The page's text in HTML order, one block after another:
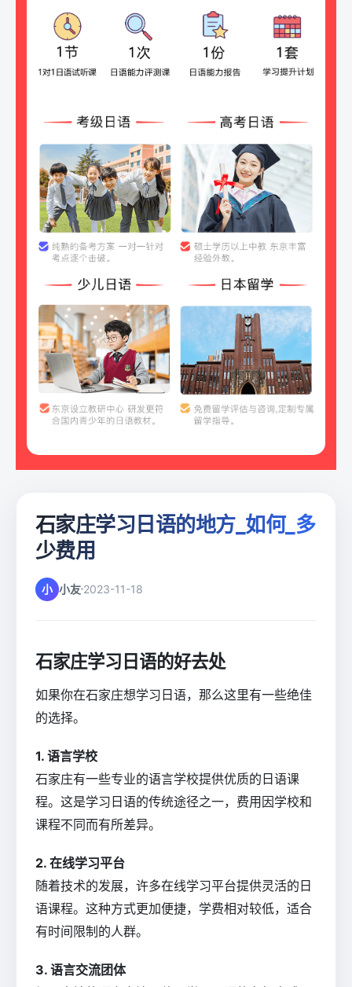
石家庄学习日语的地方_如何_多
少费用
小 小友 2023-11-18
石家庄学习日语的好去处
如果你在石家庄想学习日语，那么这里有一些绝佳
的选择。
1. 语言学校
石家庄有一些专业的语言学校提供优质的日语课
程。这是学习日语的传统途径之一，费用因学校和
课程不同而有所差异。
2. 在线学习平台
随着技术的发展，许多在线学习平台提供灵活的日
语课程。这种方式更加便捷，学费相对较低，适合
有时间限制的人群。
3. 语言交流团体